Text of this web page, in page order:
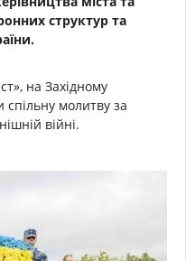
структур та
на Західному
спільну молитву за
війні.